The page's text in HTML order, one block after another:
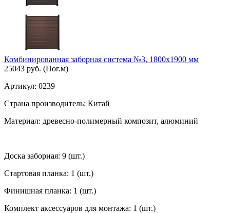
Комбинированная заборная система №3, 1800х1900 мм
25043 руб. (Пог.м)
Артикул: 0239
Страна производитель: Китай
Материал: древесно-полимерный композит, алюминий
Доска заборная: 9 (шт.)
Стартовая планка: 1 (шт.)
Финишная планка: 1 (шт.)
Комплект аксессуаров для монтажа: 1 (шт.)